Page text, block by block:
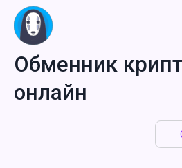
Обменник
онлайн